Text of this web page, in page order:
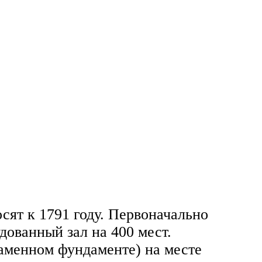
к 1791 году. Первоначально
зал на 400 мест.
фундаменте) на месте